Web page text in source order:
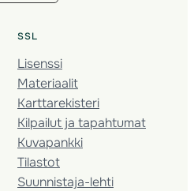
SSL
Lisenssi
Materiaalit
Karttarekisteri
Kilpailut ja tapahtumat
Kuvapankki
Tilastot
Suunnistaja-lehti